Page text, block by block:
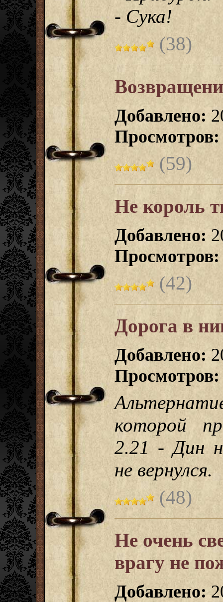
- Сука!
(38)
Добавлено:
Просмотров:
(59)
Не король
Добавлено:
Просмотров:
(42)
Дорога в
Добавлено:
Просмотров:
которой
2.21 - Дин
не вернулся.
(48)
Не очень
врагу не
Добавлено: